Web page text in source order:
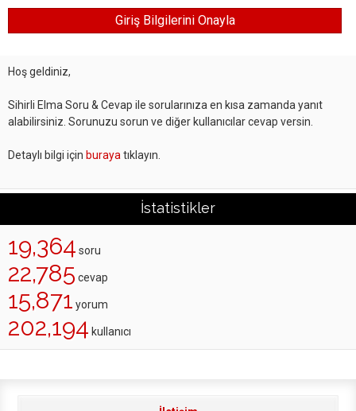
Hoş geldiniz,
Sihirli Elma Soru & Cevap ile sorularınıza en kısa zamanda yanıt
alabilirsiniz. Sorunuzu sorun ve diğer kullanıcılar cevap versin.
Detaylı bilgi için buraya tıklayın.
İstatistikler
19,364 soru
22,785 cevap
15,871 yorum
202,194 kullanıcı